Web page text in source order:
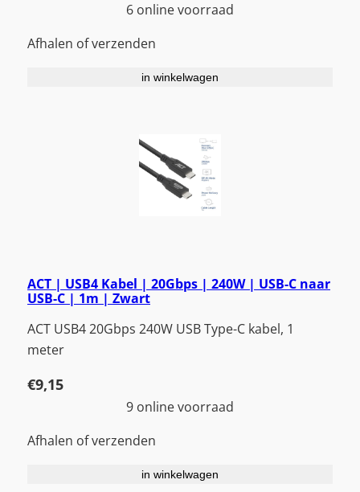
6 online voorraad
Afhalen of verzenden
in winkelwagen
ACT | USB4 Kabel | 20Gbps | 240W | USB-C naar
USB-C | 1m | Zwart
ACT USB4 20Gbps 240W USB Type-C kabel, 1
meter
€9,15
9 online voorraad
Afhalen of verzenden
in winkelwagen